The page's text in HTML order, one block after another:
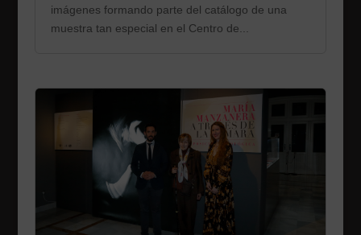
imágenes formando parte del catálogo de una
muestra tan especial en el Centro de...